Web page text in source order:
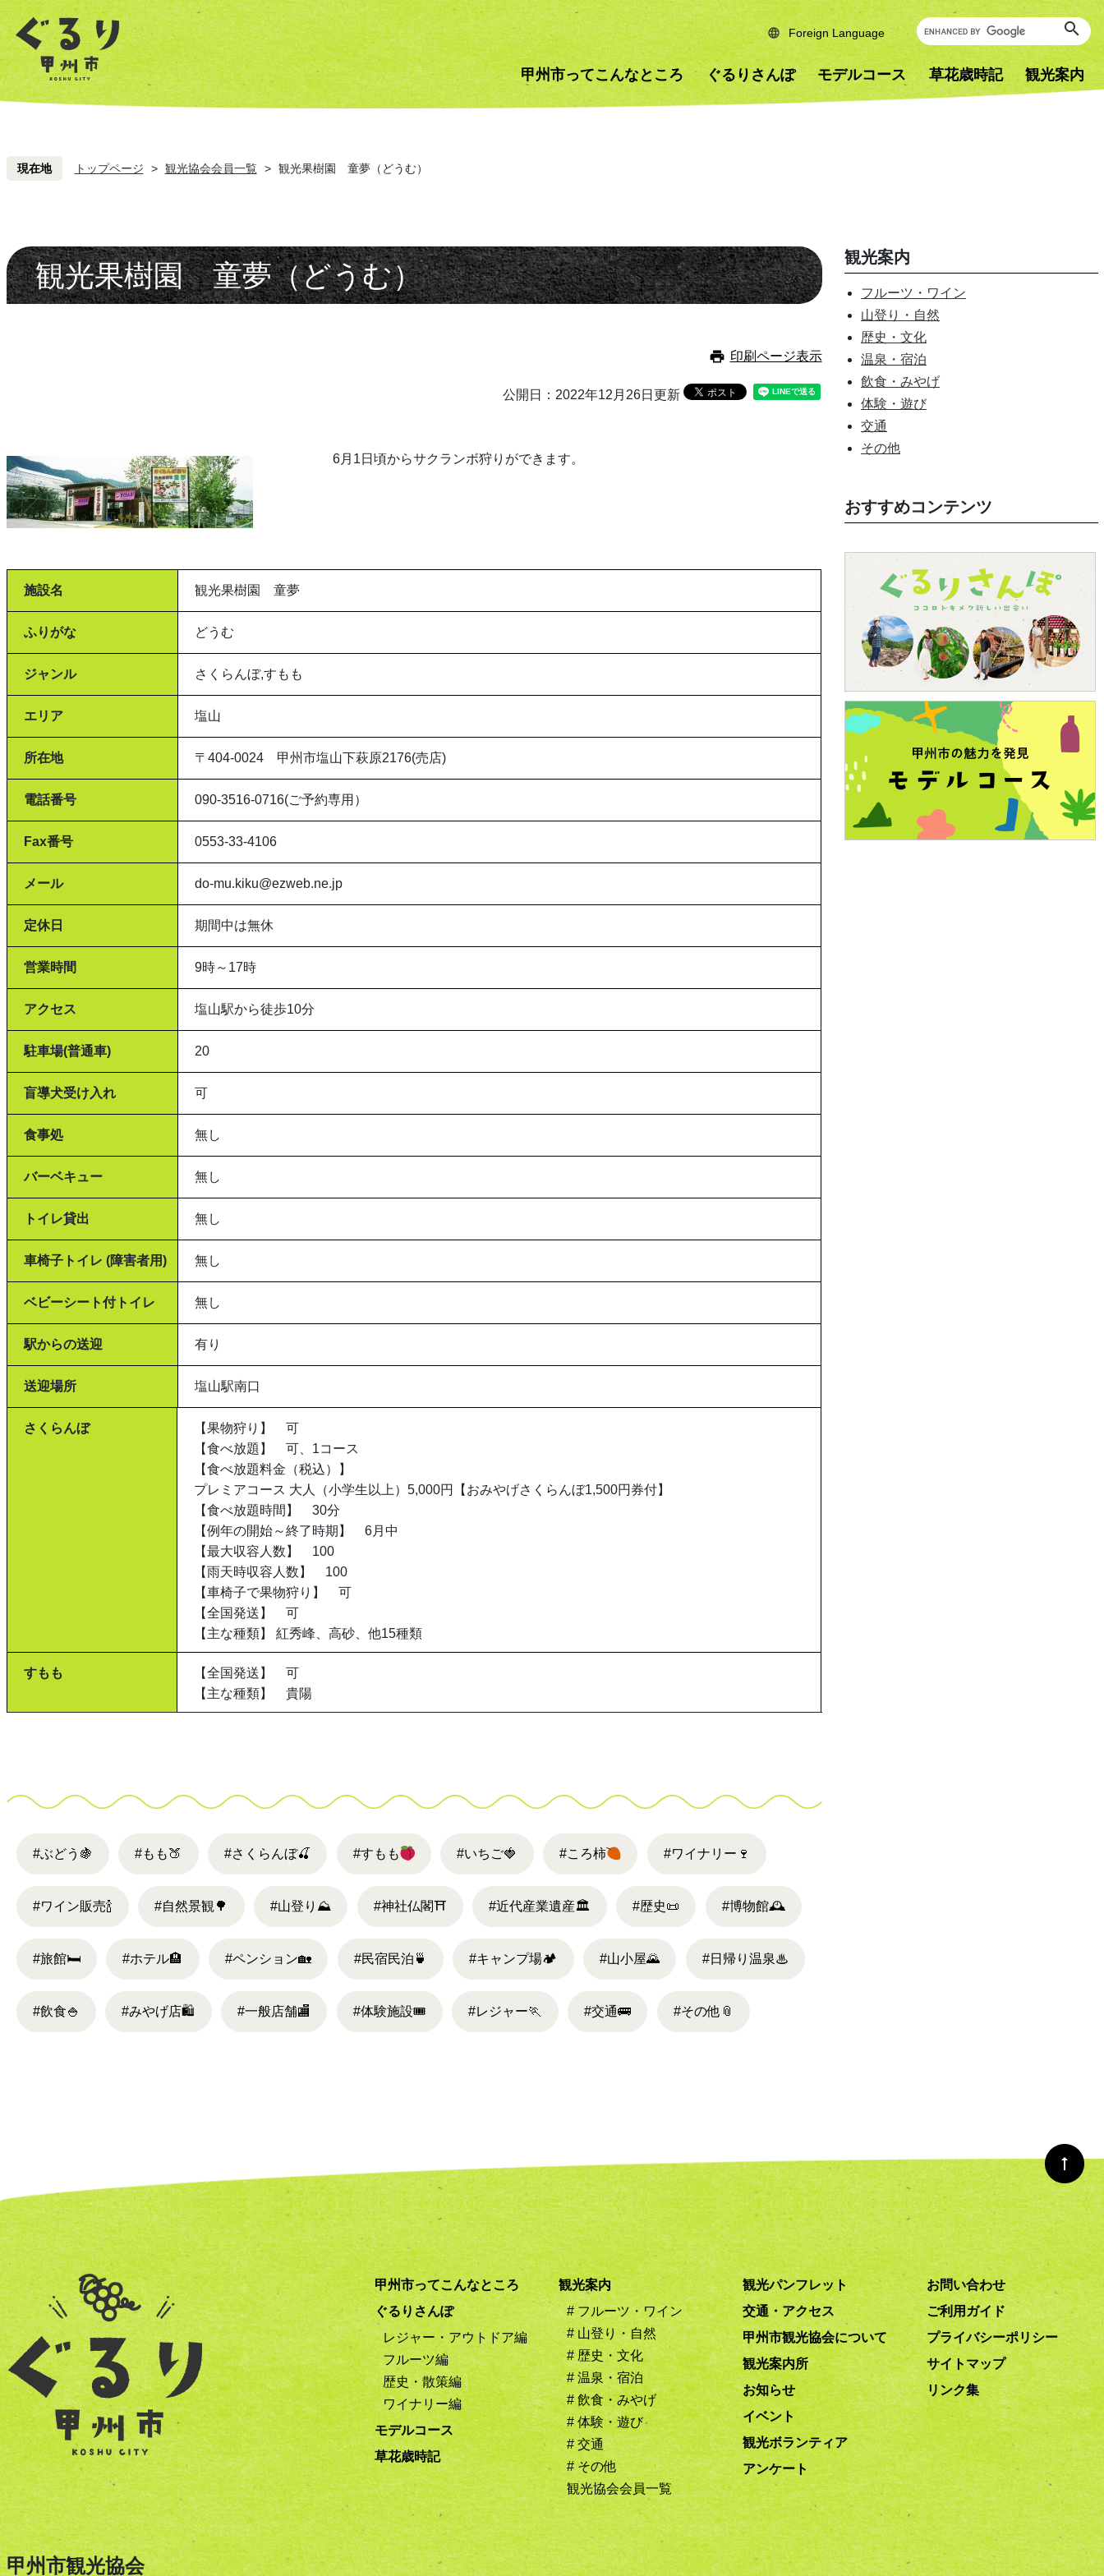
ペ
ー
ジ
の
先
こ
こ
を
読
み
へ
ペ
ー
ジ
の
先
こ
こ
を
読
み
へ
Foreign Language
甲州市ってこんなところ ぐるりさんぽ モデルコース 草花歳時記 観光案内
現在地 トップページ > 観光協会会員一覧 > 観光果樹園 童夢（どうむ）
観光果樹園 童夢（どうむ）
印刷ページ表示
公開日：2022年12月26日更新
6月1日頃からサクランボ狩りができます。
施設名 観光果樹園 童夢
ふりがな どうむ
ジャンル さくらんぼ,すもも
エリア 塩山
所在地 〒404-0024 甲州市塩山下萩原2176(売店)
電話番号 090-3516-0716(ご予約専用）
Fax番号 0553-33-4106
メール do-mu.kiku@ezweb.ne.jp
定休日 期間中は無休
営業時間 9時～17時
アクセス 塩山駅から徒歩10分
駐車場(普通車) 20
盲導犬受け入れ 可
食事処 無し
バーベキュー 無し
トイレ貸出 無し
車椅子トイレ (障害者用) 無し
ベビーシート付トイレ 無し
駅からの送迎 有り
送迎場所 塩山駅南口
さくらんぼ
【果物狩り】 可
【食べ放題】 可、1コース
【食べ放題料金（税込）】
プレミアコース 大人（小学生以上）5,000円【おみやげさくらんぼ1,500円券付】
【食べ放題時間】 30分
【例年の開始～終了時期】 6月中
【最大収容人数】 100
【雨天時収容人数】 100
【車椅子で果物狩り】 可
【全国発送】 可
【主な種類】 紅秀峰、高砂、他15種類
すもも
【全国発送】 可
【主な種類】 貴陽
#ぶどう 🍇 #もも🍑 #さくらんぼ🍒 #すもも #いちご🍓 #ころ柿 #ワイナリー 🍷
#ワイン販売🍾 #自然景観🌳 #山登り ⛰ #神社仏閣⛩ #近代産業遺産🏛 #歴史📜 #博物館🕰
#旅館🛏 #ホテル🏨 #ペンション🏡 #民宿民泊 🍵 #キャンプ場🏕 #山小屋🌄 #日帰り温泉♨
#飲食🍚 #みやげ店🛍 #一般店舗🏬 #体験施設🎟 #レジャー🏃 #交通🚌 #その他 📎
観光案内
フルーツ・ワイン
山登り・自然
歴史・文化
温泉・宿泊
飲食・みやげ
体験・遊び
交通
その他
おすすめコンテンツ
甲州市観光協会
甲州市ってこんなところ
ぐるりさんぽ
レジャー・アウトドア編
フルーツ編
歴史・散策編
ワイナリー編
モデルコース
草花歳時記
観光案内
# フルーツ・ワイン
# 山登り・自然
# 歴史・文化
# 温泉・宿泊
# 飲食・みやげ
# 体験・遊び
# 交通
# その他
観光協会会員一覧
観光パンフレット
交通・アクセス
甲州市観光協会について
観光案内所
お知らせ
イベント
観光ボランティア
アンケート
お問い合わせ
ご利用ガイド
プライバシーポリシー
サイトマップ
リンク集